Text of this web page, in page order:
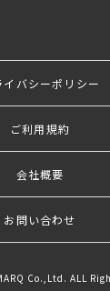
株式会社シー・
取締役
早尾 恭子
２０年以上。
イバシーポリシー
ご利用規約
会社概要
お問い合わせ
Co.,Ltd. ALL